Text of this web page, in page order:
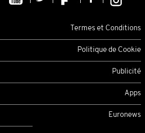
Termes et Conditions
Politique de Cookie
Publicité
Apps
Euronews